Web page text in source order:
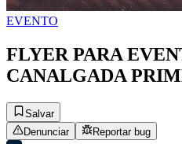
EVENTO
FLYER PARA
CANALGADA
Salvar
Denunciar
Reportar bug